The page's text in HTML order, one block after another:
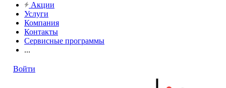
Акции
Услуги
Компания
Контакты
Сервисные программы
...
Войти